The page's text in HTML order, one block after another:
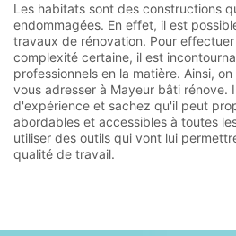
Les habitats sont des constructions
endommagées. En effet, il est
travaux de rénovation. Pour
complexité certaine, il est
professionnels en la matière. Ainsi,
vous adresser à Mayeur bâti rénove.
d'expérience et sachez qu'il peut
abordables et accessibles à toutes
utiliser des outils qui vont lui
qualité de travail.